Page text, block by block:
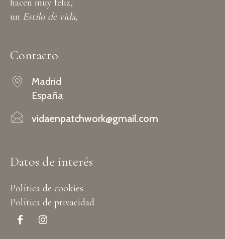
hacen muy feliz,
un Estilo de vida,
Contacto
Madrid
España
vidaenpatchwork@gmail.com
Datos de interés
Política de cookies
Política de privacidad